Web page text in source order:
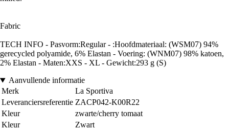
Fabric
TECH INFO - Pasvorm:Regular - :Hoofdmateriaal: (WSM07) 94%
gerecycled polyamide, 6% Elastan - Voering: (WNM07) 98% katoen,
2% Elastan - Maten:XXS - XL - Gewicht:293 g (S)
Aanvullende informatie
Merk
La Sportiva
Leveranciersreferentie ZACP042-K00R22
Kleur
zwarte/cherry tomaat
Kleur
Zwart